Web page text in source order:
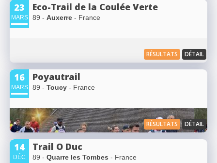
23
MARS
Eco-Trail de la Coulée Verte
89 - Auxerre - France
RÉSULTATS DÉTAIL
16
MARS
Poyautrail
89 - Toucy - France
RÉSULTATS DÉTAIL
14
DÉC
Trail O Duc
89 - Quarre les Tombes - France